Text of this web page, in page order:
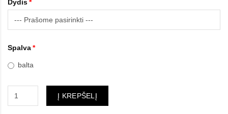
Dydis
Spalva
balta
Į KREPŠELĮ